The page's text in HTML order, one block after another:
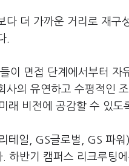
다 더 가까운 거리로 재
.
이 면접 단계에서부터
사의 유연하고 수평적인
래 비전에 공감할 수 있도
테일, GS글로벌, GS 파
. 하반기 캠퍼스 리크루팅